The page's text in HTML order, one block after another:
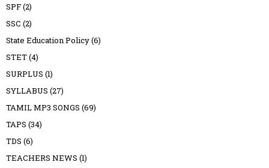
SPF(2)
SSC (2)
State Education Policy(6)
STET(4)
SURPLUS (1)
SYLLABUS (27)
TAMIL MP3 SONGS (69)
TAPS (34)
TDS (6)
TEACHERS NEWS (1)